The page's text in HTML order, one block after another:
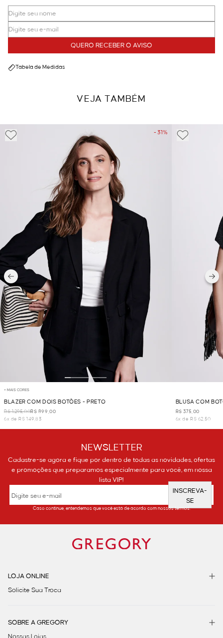
QUERO RECEBER O AVISO
Tabela de Medidas
VEJA TAMBÉM
- 31%
+ MAIS CORES
BLAZER COM DOIS BOTÕES - PRETO
R$ 1.295,00R$ 899,00
6x de R$ 149,83
BLUSA COM
R$ 375,00
6x de R$ 62,50
NEWSLETTER
Cadastre-se agora e fique por dentro de todas as novidades, ofertas
e promoções que preparamos especialmente para você, em nossa
lista VIP!
INSCREVA-
SE
Caso continue, entendemos que você está de acordo com nossos termos.
LOJA ONLINE
Solicite Sua Troca
SOBRE A GREGORY